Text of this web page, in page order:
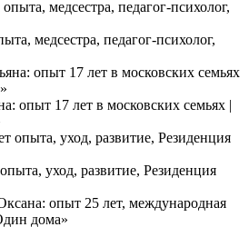
медсестра, педагог-психолог,
опыт 17 лет в московских семьях |
уход, развитие, Резиденция